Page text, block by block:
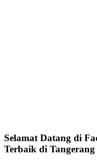
Selamat Datang di
Terbaik di Tangerang